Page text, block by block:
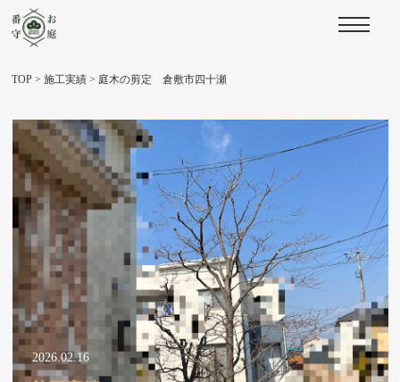
TOP >施工実績 > 庭木の剪定 倉敷市四十瀬
2026.02.16